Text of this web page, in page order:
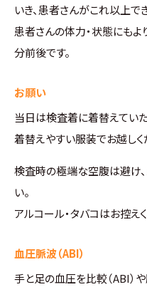
いき、患者さんがこれ以上で
患者さんの体力・状態にも
分前後です。
お願い
当日は検査着に着替えてい
着替えやすい服装でお越しく
検査時の極端な空腹は避け
い。
アルコール・タバコはお控え
血圧脈波（ABI）
手と足の血圧を比較（ABI）